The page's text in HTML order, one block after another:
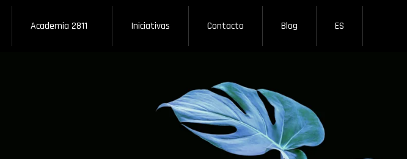
Academia 2811 Iniciativas Contacto Blog ES